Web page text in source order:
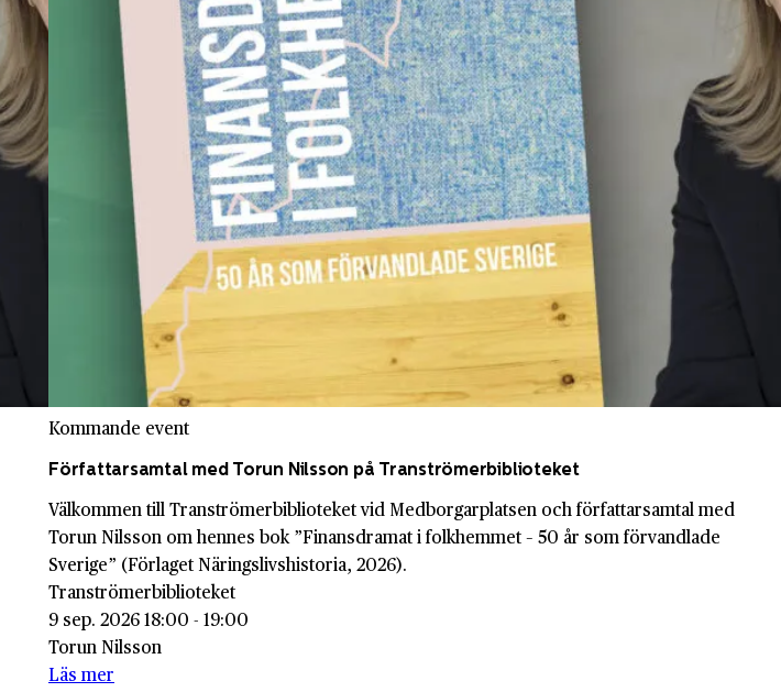
Kommande event
Författarsamtal med Torun Nilsson på Tranströmerbiblioteket
Välkommen till Tranströmerbiblioteket vid Medborgarplatsen och författarsamtal med
Torun Nilsson om hennes bok ”Finansdramat i folkhemmet – 50 år som förvandlade
Sverige” (Förlaget Näringslivshistoria, 2026).
Tranströmerbiblioteket
9 sep. 2026 18:00 - 19:00
Torun Nilsson
Läs mer